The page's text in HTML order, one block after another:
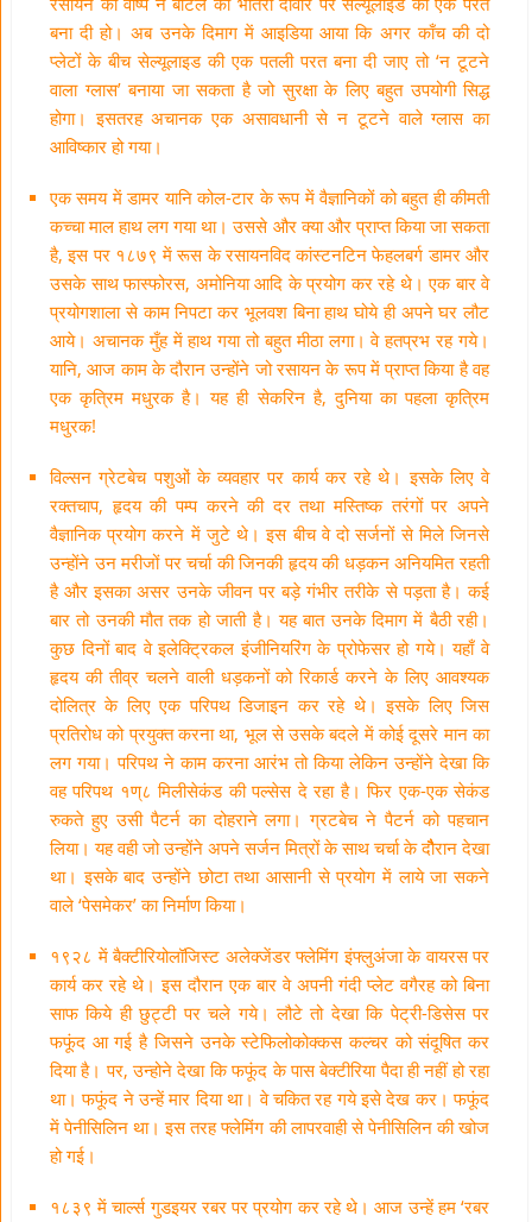
बना दी हो। अब उनके दिमाग में आइडिया आया कि अगर काँच की दो
प्लेटों के बीच सेल्यूलाइड की एक पतली परत बना दी जाए तो ‘न टूटने
वाला ग्लास’ बनाया जा सकता है जो सुरक्षा के लिए बहुत उपयोगी सिद्ध
होगा। इसतरह अचानक एक असावधानी से न टूटने वाले ग्लास का
आविष्कार हो गया।
एक समय में डामर यानि कोल-टार के रूप में वैज्ञानिकों को बहुत ही कीमती
कच्चा माल हाथ लग गया था। उससे और क्या और प्राप्त किया जा सकता
है, इस पर १८७९ में रूस के रसायनविद कांस्टनटिन फेहलबर्ग डामर और
उसके साथ फास्फोरस, अमोनिया आदि के प्रयोग कर रहे थे। एक बार वे
प्रयोगशाला से काम निपटा कर भूलवश बिना हाथ घोये ही अपने घर लौट
आये। अचानक मुँह में हाथ गया तो बहुत मीठा लगा। वे हतप्रभ रह गये।
यानि, आज काम के दौरान उन्होंने जो रसायन के रूप में प्राप्त किया है वह
एक कृत्रिम मधुरक है। यह ही सेकरिन है, दुनिया का पहला कृत्रिम
मधुरक!
विल्सन ग्रेटबेच पशुओं के व्यवहार पर कार्य कर रहे थे। इसके लिए वे
रक्तचाप, हृदय की पम्प करने की दर तथा मस्तिष्क तरंगों पर अपने
वैज्ञानिक प्रयोग करने में जुटे थे। इस बीच वे दो सर्जनों से मिले जिनसे
उन्होंने उन मरीजों पर चर्चा की जिनकी हृदय की धड़कन अनियमित रहती
है और इसका असर उनके जीवन पर बड़े गंभीर तरीके से पड़ता है। कई
बार तो उनकी मौत तक हो जाती है। यह बात उनके दिमाग में बैठी रही।
कुछ दिनों बाद वे इलेक्ट्रिकल इंजीनियरिंग के प्रोफेसर हो गये। यहाँ वे
हृदय की तीव्र चलने वाली धड़कनों को रिकार्ड करने के लिए आवश्यक
दोलित्र के लिए एक परिपथ डिजाइन कर रहे थे। इसके लिए जिस
प्रतिरोध को प्रयुक्त करना था, भूल से उसके बदले में कोई दूसरे मान का
लग गया। परिपथ ने काम करना आरंभ तो किया लेकिन उन्होंने देखा कि
वह परिपथ १ण्८ मिलीसेकंड की पल्सेस दे रहा है। फिर एक-एक सेकंड
रुकते हुए उसी पैटर्न का दोहराने लगा। ग्रटबेच ने पैटर्न को पहचान
लिया। यह वही जो उन्होंने अपने सर्जन मित्रों के साथ चर्चा के दौैैरान देखा
था। इसके बाद उन्होंने छोटा तथा आसानी से प्रयोग में लाये जा सकने
वाले ‘पेसमेकर’ का निर्माण किया।
१९२८ में बैक्टीरियोलॉजिस्ट अलेक्जेंडर फ्लेमिंग इंफ्लुअंजा के वायरस पर
कार्य कर रहे थे। इस दौरान एक बार वे अपनी गंदी प्लेट वगैरह को बिना
साफ किये ही छुट्टी पर चले गये। लौटे तो देखा कि पेट्री-डिसेस पर
फफूंद आ गई है जिसने उनके स्टेफिलोकोक्कस कल्चर को संदूषित कर
दिया है। पर, उन्होने देखा कि फफूंद के पास बेक्टीरिया पैदा ही नहीं हो रहा
था। फफूंद ने उन्हें मार दिया था। वे चकित रह गये इसे देख कर। फफूंद
में पेनीसिलिन था। इस तरह फ्लेमिंग की लापरवाही से पेनीसिलिन की खोज
हो गई।
१८३९ में चार्ल्स गुडइयर रबर पर प्रयोग कर रहे थे। आज उन्हें हम ‘रबर